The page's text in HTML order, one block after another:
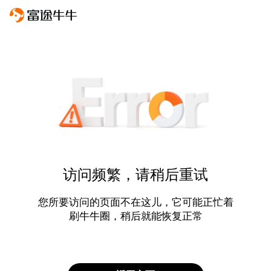
访问频繁，请稍后重试
您所要访问的页面不在这儿，它可能正忙着
刷牛牛圈，稍后就能恢复正常